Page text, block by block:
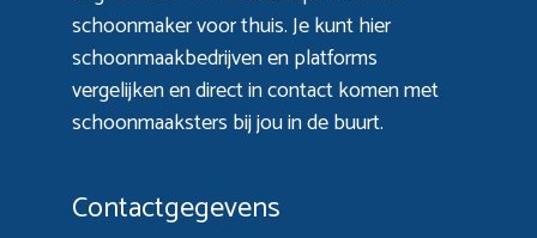
schoonmaker voor thuis. Je kunt hier
schoonmaakbedrijven en platforms
vergelijken en direct in contact komen met
schoonmaaksters bij jou in de buurt.
Contactgegevens